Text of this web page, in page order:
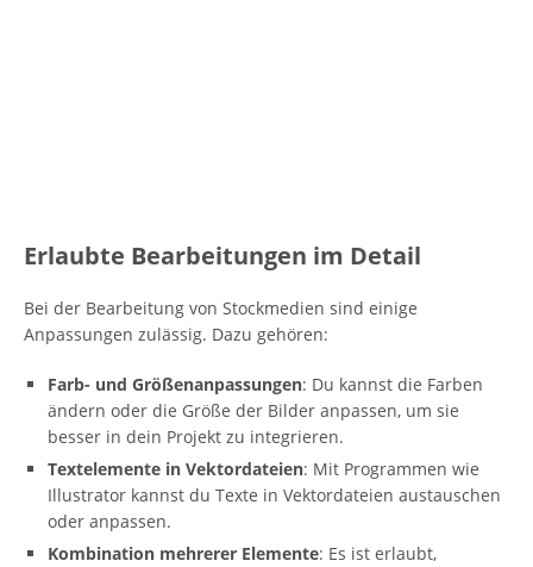
Erlaubte Bearbeitungen im Detail
Bei der Bearbeitung von Stockmedien sind einige
Anpassungen zulässig. Dazu gehören:
Farb- und Größenanpassungen: Du kannst die Farben
ändern oder die Größe der Bilder anpassen, um sie
besser in dein Projekt zu integrieren.
Textelemente in Vektordateien: Mit Programmen wie
Illustrator kannst du Texte in Vektordateien austauschen
oder anpassen.
Kombination mehrerer Elemente: Es ist erlaubt,